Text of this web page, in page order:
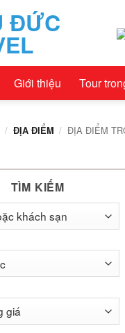
Giới thiệu Tour
/ ĐỊA ĐIỂM / ĐỊA ĐIỂM
TÌM KIẾM